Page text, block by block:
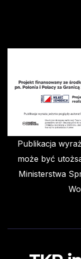
Publikacja
może być
Ministerstwa